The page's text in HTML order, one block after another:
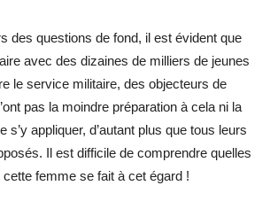
des questions de fond, il est évident que
avec des dizaines de milliers de jeunes
le service militaire, des objecteurs de
pas la moindre préparation à cela ni la
s’y appliquer, d’autant plus que tous leurs
Il est difficile de comprendre quelles
cette femme se fait à cet égard !